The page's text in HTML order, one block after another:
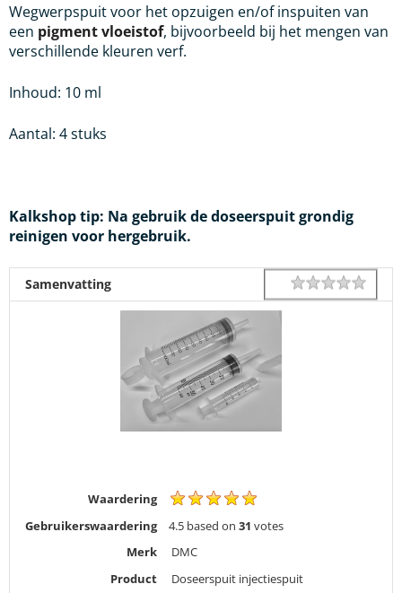
Wegwerpspuit voor het opzuigen en/of inspuiten van
een pigment vloeistof, bijvoorbeeld bij het mengen van
verschillende kleuren verf.
Inhoud: 10 ml
Aantal: 4 stuks
Kalkshop tip: Na gebruik de doseerspuit grondig
reinigen voor hergebruik.
Samenvatting Rating 1 star
2
3
4
5
Waardering
Gebruikerswaardering
4.5based on 31 votes
Merk
DMC
Product
Doseerspuit injectiespuit